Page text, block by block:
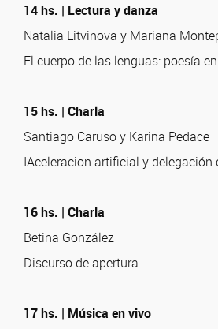
14 hs. | Lectura y danza
Natalia Litvinova y Mariana
El cuerpo de las lenguas: poesía
15 hs. | Charla
Santiago Caruso y Karina Pedace
IAceleracion artificial y delegación
16 hs. | Charla
Betina González
Discurso de apertura
17 hs. | Música en vivo